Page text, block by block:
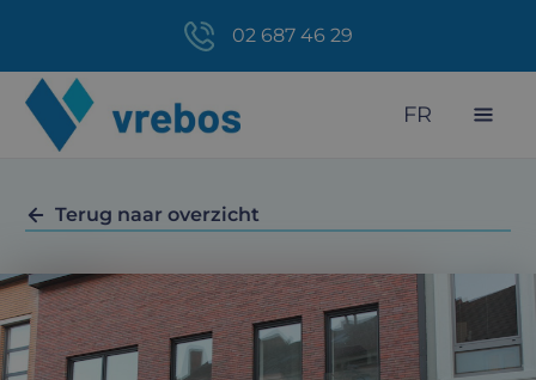
02 687 46 29
FR
Terug naar overzicht